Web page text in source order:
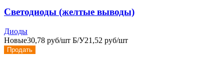
Cветодиоды (желтые выводы)
Диоды
Новые30,78 руб/шт Б/У21,52 руб/шт
Продать